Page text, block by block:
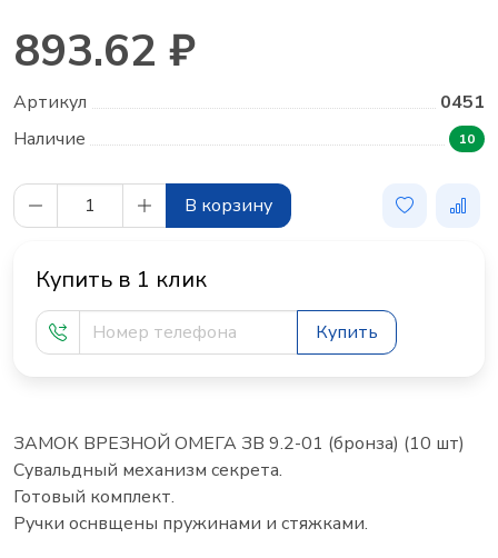
893.62 ₽
Артикул
0451
Наличие
10
В корзину
Купить в 1 клик
Купить
ЗАМОК ВРЕЗНОЙ ОМЕГА ЗВ 9.2-01 (бронза) (10 шт)
Сувальдный механизм секрета.
Готовый комплект.
Ручки оснвщены пружинами и стяжками.